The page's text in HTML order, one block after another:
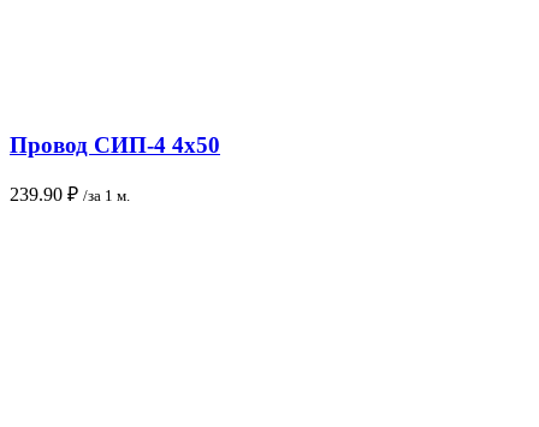
Провод СИП-4 4х50
239.90 ₽ /за 1 м.